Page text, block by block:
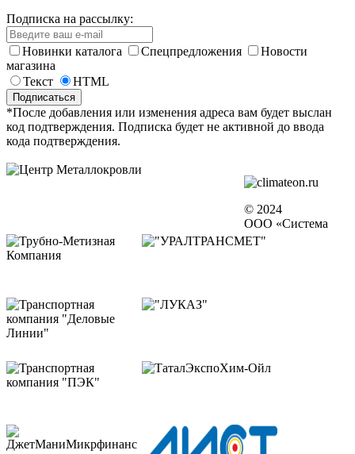
Подписка на рассылку:
Новинки каталога Спецпредложения
Новости
магазина
Текст
HTML
*После добавления или изменения адреса вам будет выслан
код подтверждения. Подписка будет не активной до ввода
кода подтверждения.
© 2024
ООО «Система